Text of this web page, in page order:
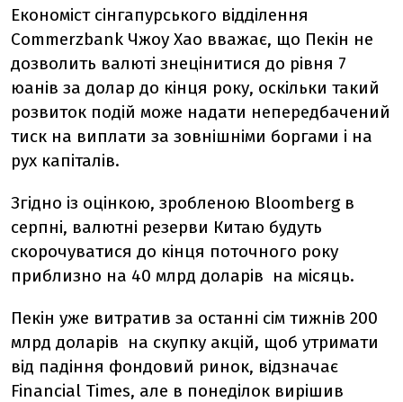
Економіст сінгапурського відділення
Commerzbank Чжоу Хао вважає, що Пекін не
дозволить валюті знецінитися до рівня 7
юанів за долар до кінця року, оскільки такий
розвиток подій може надати непередбачений
тиск на виплати за зовнішніми боргами і на
рух капіталів.
Згідно із оцінкою, зробленою Bloomberg в
серпні, валютні резерви Китаю будуть
скорочуватися до кінця поточного року
приблизно на 40 млрд доларів на місяць.
Пекін уже витратив за останні сім тижнів 200
млрд доларів на скупку акцій, щоб утримати
від падіння фондовий ринок, відзначає
Financial Times, але в понеділок вирішив